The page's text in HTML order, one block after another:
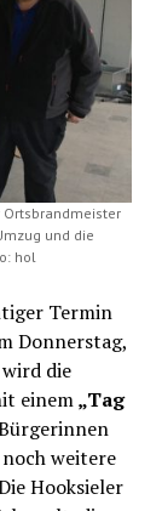
Ortsbrandmeister
und die
hol
Termin
Donnerstag,
die
einem„Tag
weitere
Hooksieler